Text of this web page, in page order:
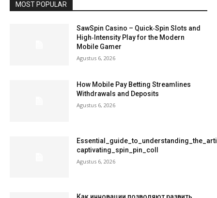
MOST POPULAR
SawSpin Casino – Quick‑Spin Slots and
High‑Intensity Play for the Modern
Mobile Gamer
Agustus 6, 2026
How Mobile Pay Betting Streamlines
Withdrawals and Deposits
Agustus 6, 2026
captivating_spin_pin_coll
Agustus 6, 2026